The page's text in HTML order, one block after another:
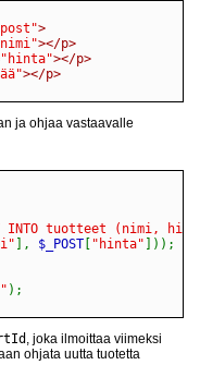
>
></p>
"hinta"></p>
></p>
ja ohjaa vastaavalle
INTO tuotteet (nimi,
, $_POST "hinta" ) ) ;
) ;
, joka ilmoittaa viimeksi
ohjata uutta tuotetta